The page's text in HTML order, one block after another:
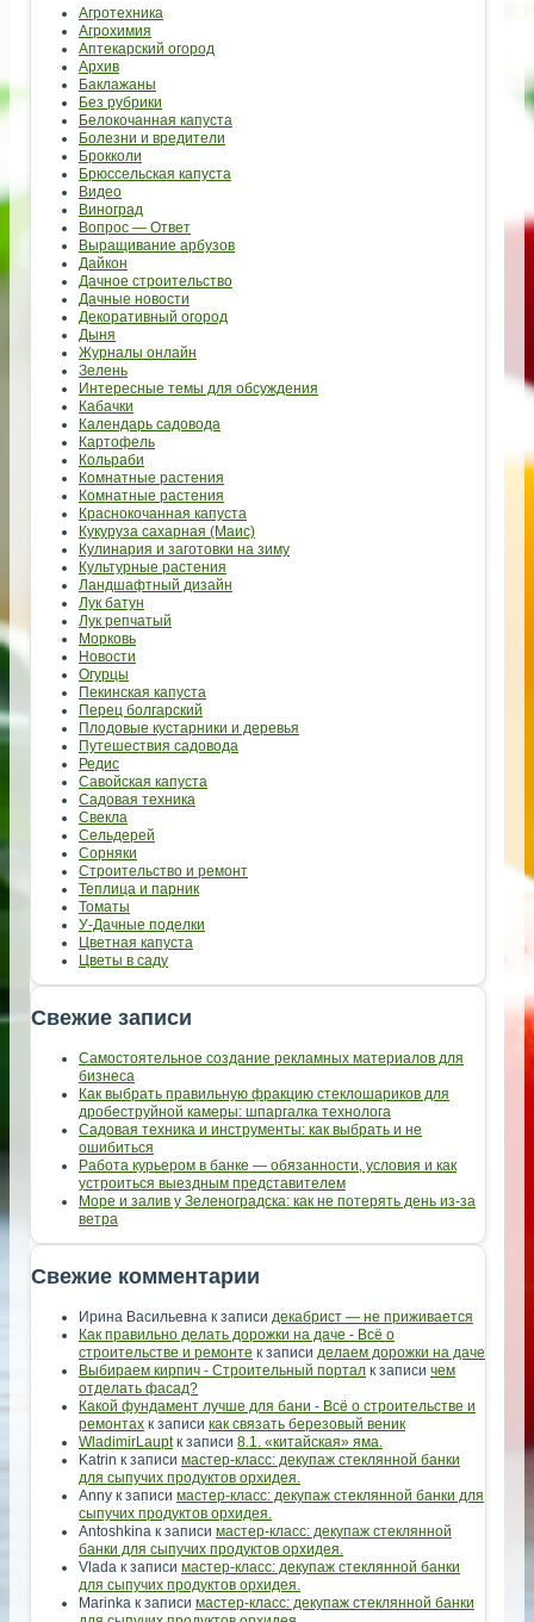
Агротехника
Агрохимия
Аптекарский огород
Архив
Баклажаны
Без рубрики
Белокочанная капуста
Болезни и вредители
Брокколи
Брюссельская капуста
Видео
Виноград
Вопрос — Ответ
Выращивание арбузов
Дайкон
Дачное строительство
Дачные новости
Декоративный огород
Дыня
Журналы онлайн
Зелень
Интересные темы для обсуждения
Кабачки
Календарь садовода
Картофель
Кольраби
Комнатные растения
Комнатные растения
Краснокочанная капуста
Кукуруза сахарная (Маис)
Кулинария и заготовки на зиму
Культурные растения
Ландшафтный дизайн
Лук батун
Лук репчатый
Морковь
Новости
Огурцы
Пекинская капуста
Перец болгарский
Плодовые кустарники и деревья
Путешествия садовода
Редис
Савойская капуста
Садовая техника
Свекла
Сельдерей
Сорняки
Строительство и ремонт
Теплица и парник
Томаты
У-Дачные поделки
Цветная капуста
Цветы в саду
Свежие записи
Самостоятельное создание рекламных материалов для
бизнеса
Как выбрать правильную фракцию стеклошариков для
дробеструйной камеры: шпаргалка технолога
Садовая техника и инструменты: как выбрать и не
ошибиться
Работа курьером в банке — обязанности, условия и как
устроиться выездным представителем
Море и залив у Зеленоградска: как не потерять день из-за
ветра
Свежие комментарии
Ирина Васильевна к записи декабрист — не приживается
Как правильно делать дорожки на даче - Всё о
строительстве и ремонте к записи делаем дорожки на даче
Выбираем кирпич - Строительный портал к записи чем
отделать фасад?
Какой фундамент лучше для бани - Всё о строительстве и
ремонтах к записи как связать березовый веник
WladimirLauptк записи 8.1. «китайская» яма.
Katrin к записи мастер-класс: декупаж стеклянной банки
для сыпучих продуктов орхидея.
Anny к записи мастер-класс: декупаж стеклянной банки для
сыпучих продуктов орхидея.
Antoshkina к записи мастер-класс: декупаж стеклянной
банки для сыпучих продуктов орхидея.
Vlada к записи мастер-класс: декупаж стеклянной банки
для сыпучих продуктов орхидея.
Marinka к записи мастер-класс: декупаж стеклянной банки